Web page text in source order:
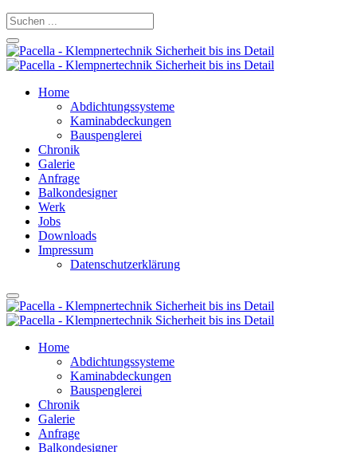
Home
Abdichtungssysteme
Kaminabdeckungen
Bauspenglerei
Chronik
Galerie
Anfrage
Balkondesigner
Werk
Jobs
Downloads
Impressum
Datenschutzerklärung
Home
Abdichtungssysteme
Kaminabdeckungen
Bauspenglerei
Chronik
Galerie
Anfrage
Balkondesigner